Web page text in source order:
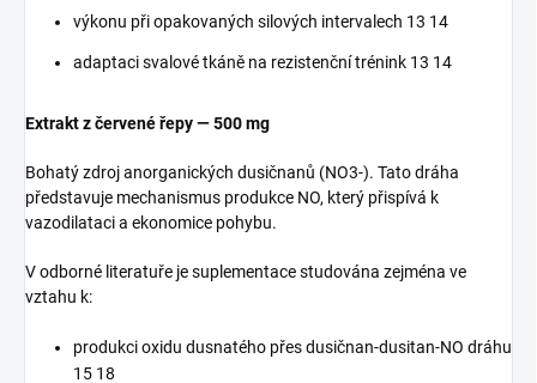
výkonu při opakovaných silových intervalech 13 14
adaptaci svalové tkáně na rezistenční trénink 13 14
Extrakt z červené řepy — 500 mg
Bohatý zdroj anorganických dusičnanů (NO3-). Tato dráha
představuje mechanismus produkce NO, který přispívá k
vazodilataci a ekonomice pohybu.
V odborné literatuře je suplementace studována zejména ve
vztahu k:
produkci oxidu dusnatého přes dusičnan-dusitan-NO dráhu
15 18